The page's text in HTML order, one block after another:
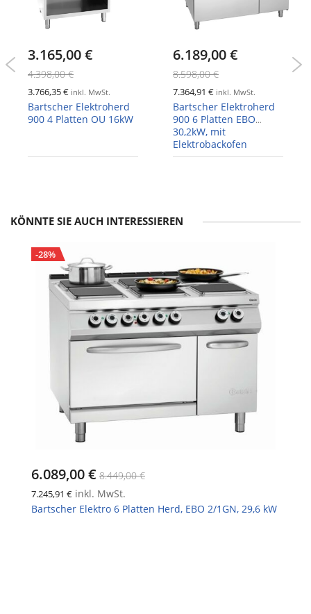
3.165,00 €
4.398,00 €
3.766,35 € inkl. MwSt.
Bartscher Elektroherd
900 4 Platten OU 16kW
6.189,00 €
8.598,00 €
7.364,91 € inkl. MwSt.
Bartscher Elektroherd
900 6 Platten EBO
30,2kW, mit
Elektrobackofen
KÖNNTE SIE AUCH INTERESSIEREN
-28%
6.089,00 € 8.449,00 €
7.245,91 € inkl. MwSt.
Bartscher Elektro 6 Platten Herd, EBO 2/1GN, 29,6 kW